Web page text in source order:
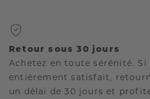
Retour sous 30 jours
Achetez en toute sérénité. Si
entièrement satisfait,
un délai de 30 jours et